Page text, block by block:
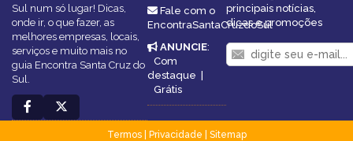
Sul num só lugar! Dicas,
onde ir, o que fazer, as
melhores empresas, locais,
serviços e muito mais no
guia Encontra Santa Cruz do
Sul.
Fale com o
EncontraSantaCruzdoSul
ANUNCIE:
Com
destaque |
Grátis
principais notícias,
dicas e promoções
Termos| Privacidade
Sitemap